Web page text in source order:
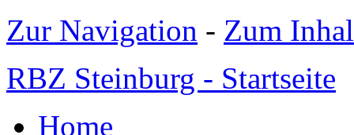
Zur Navigation - Zum
RBZ Steinburg - Startseite
Home